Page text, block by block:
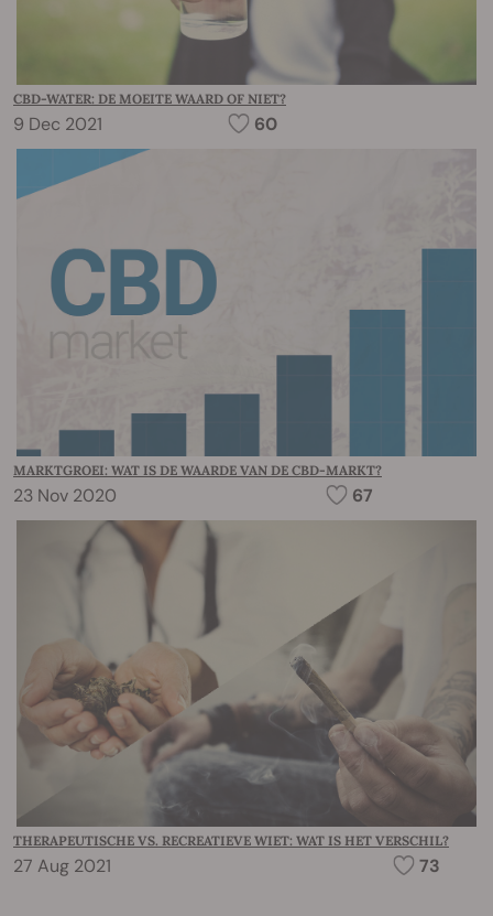
CBD-WATER: DE MOEITE WAARD OF NIET?
9 Dec 2021 60
MARKTGROEI: WAT IS DE WAARDE VAN DE CBD-MARKT?
23 Nov 2020 67
THERAPEUTISCHE VS. RECREATIEVE WIET: WAT IS HET VERSCHIL?
27 Aug 2021 73